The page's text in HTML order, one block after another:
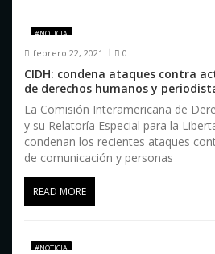
#NOTICIA
febrero 22, 2021 0
CIDH: condena ataques contra
de derechos humanos y
La Comisión Interamericana de
y su Relatoría Especial para la
condenan los recientes ataques
de comunicación y personas
READ MORE
#NOTICIA